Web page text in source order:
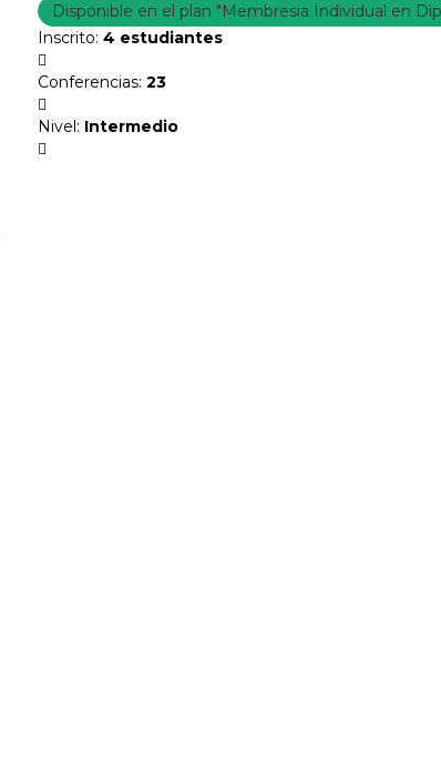
Disponible en el plan "Membresia Individual en
Inscrito: 4 estudiantes
Conferencias: 23
Nivel: Intermedio